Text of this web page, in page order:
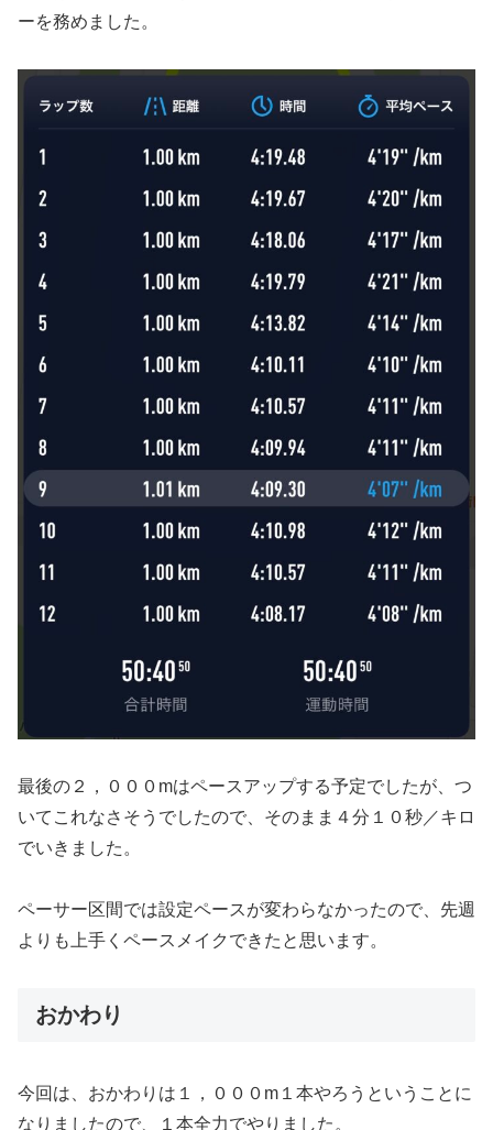
ーを務めました。
最後の２，０００mはペースアップする予定でしたが、つ
いてこれなさそうでしたので、そのまま４分１０秒／キロ
でいきました。
ペーサー区間では設定ペースが変わらなかったので、先週
よりも上手くペースメイクできたと思います。
おかわり
今回は、おかわりは１，０００m１本やろうということに
なりましたので、１本全力でやりました。